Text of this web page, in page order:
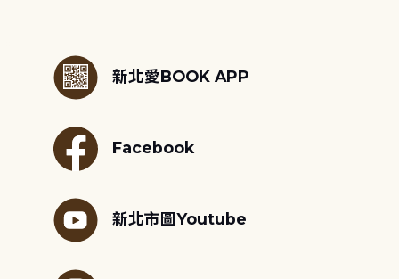
新北愛BOOK APP
Facebook
新北市圖Youtube